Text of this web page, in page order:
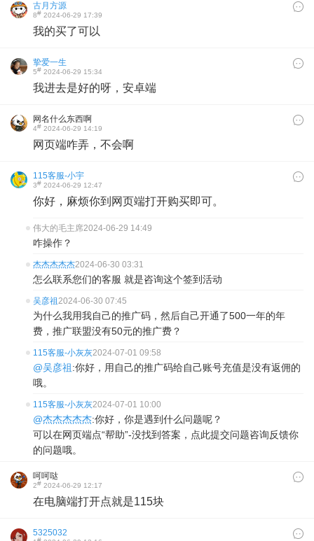
古月方源
8# 2024-06-29 17:39
我的买了可以
挚爱一生
5# 2024-06-29 15:34
我进去是好的呀，安卓端
网名什么东西啊
4# 2024-06-29 14:19
网页端咋弄，不会啊
115客服-小宇
3# 2024-06-29 12:47
你好，麻烦你到网页端打开购买即可。
伟大的毛主席2024-06-29 14:49
咋操作？
杰杰杰杰杰2024-06-30 03:31
怎么联系您们的客服 就是咨询这个签到活动
吴彦祖2024-06-30 07:45
为什么我用我自己的推广码，然后自己开通了500一年的年
费，推广联盟没有50元的推广费？
115客服-小灰灰2024-07-01 09:58
@吴彦祖:你好，用自己的推广码给自己账号充值是没有返佣的
哦。
115客服-小灰灰2024-07-01 10:00
@杰杰杰杰杰:你好，你是遇到什么问题呢？
可以在网页端点“帮助”-没找到答案，点此提交问题咨询反馈你
的问题哦。
呵呵哒
2# 2024-06-29 12:17
在电脑端打开点就是115块
5325032